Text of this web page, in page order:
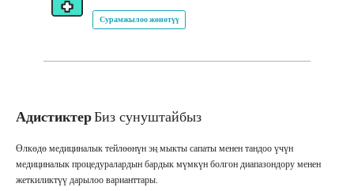
Сурамжылоо жөнөтүү
АдистиктерБиз сунуштайбыз
Өлкөдө медициналык тейлөөнүн эң мыкты сапаты менен тандоо үчүн
медициналык процедуралардын бардык мүмкүн болгон диапазондору менен
жеткиликтүү дарылоо варианттары.